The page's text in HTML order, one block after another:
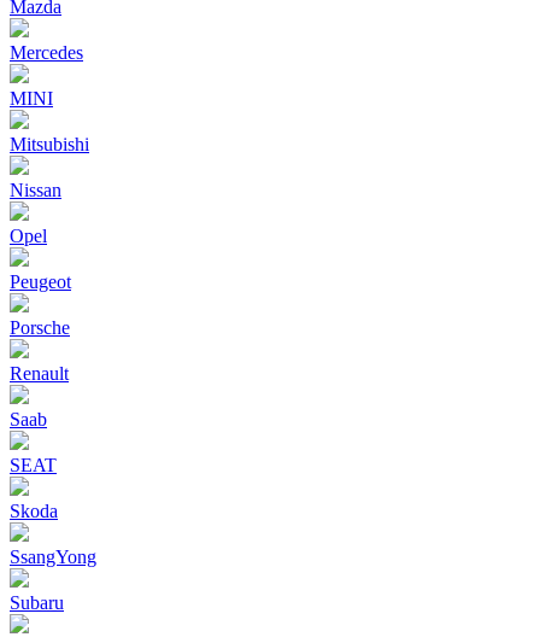
Mazda
Mercedes
MINI
Mitsubishi
Nissan
Opel
Peugeot
Porsche
Renault
Saab
SEAT
Skoda
SsangYong
Subaru